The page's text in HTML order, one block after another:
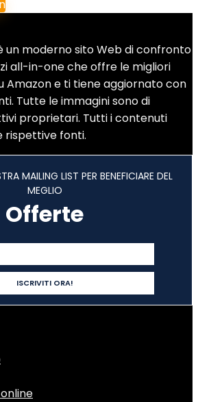
un moderno sito Web di confronto
all-in-one che offre le migliori
Amazon e ti tiene aggiornato con
Tutte le immagini sono di
proprietari. Tutti i contenuti
rispettive fonti.
MAILING LIST PER BENEFICIARE DEL
MEGLIO
Offerte